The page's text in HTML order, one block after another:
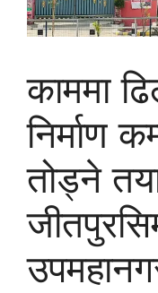
काममा
निर्माण
तोड्ने